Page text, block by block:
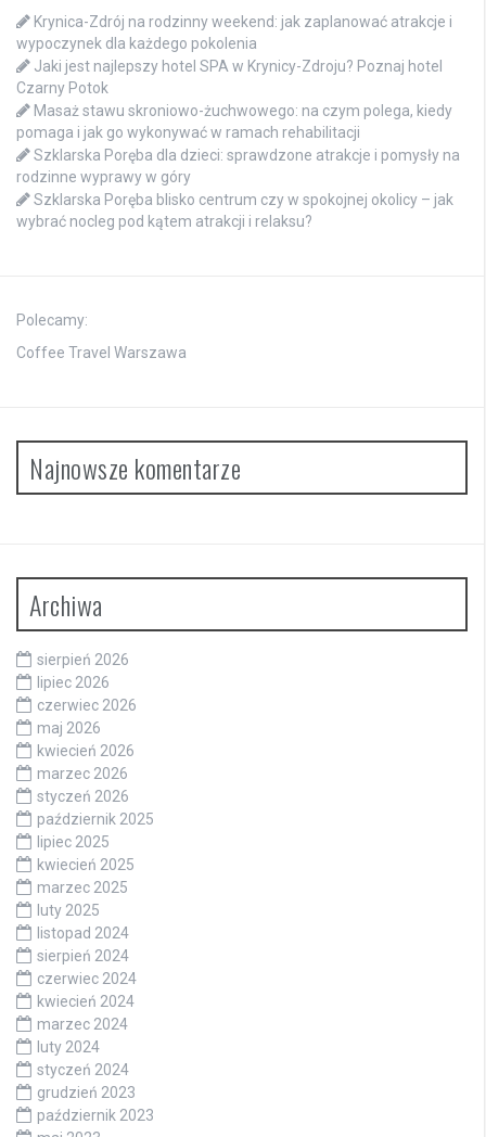
Krynica-Zdrój na rodzinny weekend: jak zaplanować atrakcje i
wypoczynek dla każdego pokolenia
Jaki jest najlepszy hotel SPA w Krynicy-Zdroju? Poznaj hotel
Czarny Potok
Masaż stawu skroniowo-żuchwowego: na czym polega, kiedy
pomaga i jak go wykonywać w ramach rehabilitacji
Szklarska Poręba dla dzieci: sprawdzone atrakcje i pomysły na
rodzinne wyprawy w góry
Szklarska Poręba blisko centrum czy w spokojnej okolicy – jak
wybrać nocleg pod kątem atrakcji i relaksu?
Polecamy:
Coffee Travel Warszawa
Najnowsze komentarze
Archiwa
sierpień 2026
lipiec 2026
czerwiec 2026
maj 2026
kwiecień 2026
marzec 2026
styczeń 2026
październik 2025
lipiec 2025
kwiecień 2025
marzec 2025
luty 2025
listopad 2024
sierpień 2024
czerwiec 2024
kwiecień 2024
marzec 2024
luty 2024
styczeń 2024
grudzień 2023
październik 2023